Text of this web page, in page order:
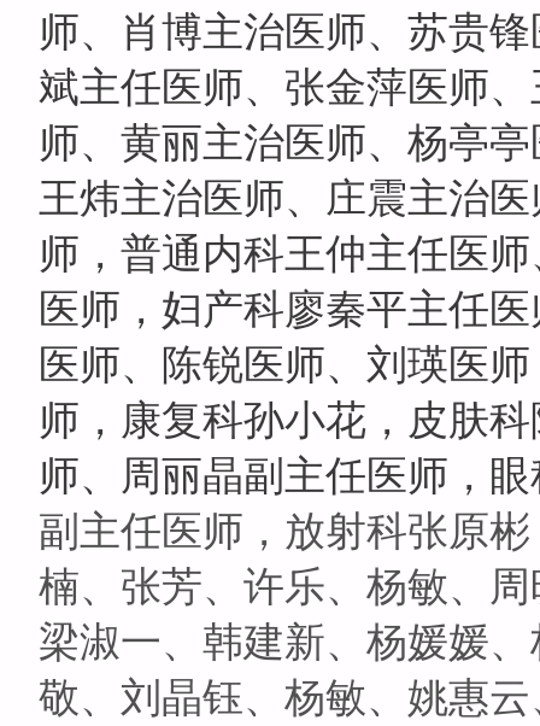
师、肖博主治医师、苏贵
斌主任医师、张金萍医师
师、黄丽主治医师、杨亭
王炜主治医师、庄震主治
师，普通内科王仲主任医
医师，妇产科廖秦平主任
医师、陈锐医师、刘瑛医
师，康复科孙小花，皮肤
师、周丽晶副主任医师，
副主任医师，放射科张原
楠、张芳、许乐、杨敏、
梁淑一、韩建新、杨媛媛
敬、刘晶钰、杨敏、姚惠